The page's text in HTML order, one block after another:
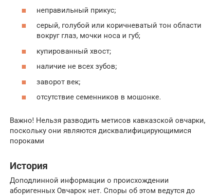
неправильный прикус;
серый, голубой или коричневатый тон области
вокруг глаз, мочки носа и губ;
купированный хвост;
наличие не всех зубов;
заворот век;
отсутствие семенников в мошонке.
Важно! Нельзя разводить метисов кавказской овчарки,
поскольку они являются дисквалифицирующимися
пороками
История
Доподлинной информации о происхождении
аборигенных Овчарок нет. Споры об этом ведутся до